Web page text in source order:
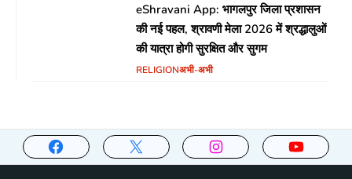
eShravani App: भागलपुर जिला प्रशासन
की नई पहल, श्रावणी मेला 2026 में श्रद्धालुओं
की यात्रा होगी सुरक्षित और सुगम
RELIGIONअभी-अभी